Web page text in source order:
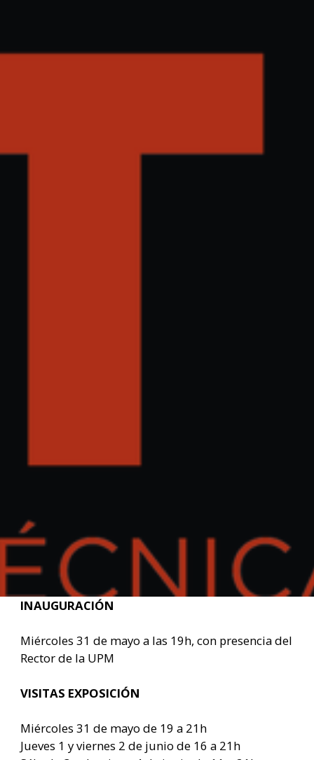
INAUGURACIÓN
Miércoles 31 de mayo a las 19h, con presencia del
Rector de la UPM
VISITAS EXPOSICIÓN
Miércoles 31 de mayo de 19 a 21h
Jueves 1 y viernes 2 de junio de 16 a 21h